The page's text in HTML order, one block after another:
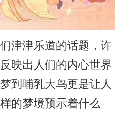
津津乐道的话题，许
映出人们的内心世界
到哺乳大鸟更是让人
的梦境预示着什么